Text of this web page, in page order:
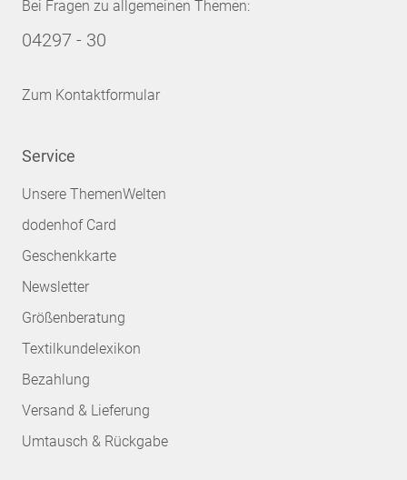
Bei Fragen zu allgemeinen Themen:
04297 - 30
Zum Kontaktformular
Service
Unsere ThemenWelten
dodenhof Card
Geschenkkarte
Newsletter
Größenberatung
Textilkundelexikon
Bezahlung
Versand & Lieferung
Umtausch & Rückgabe